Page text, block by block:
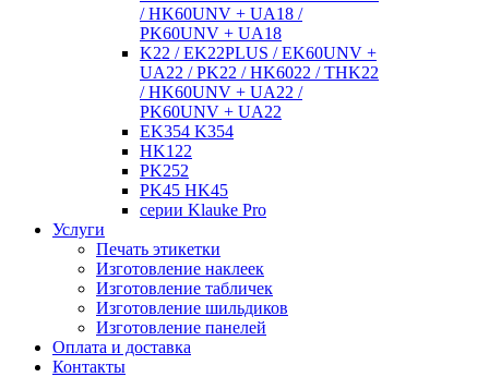
/ HK60UNV + UA18 /
PK60UNV + UA18
K22 / EK22PLUS / EK60UNV +
UA22 / PK22 / HK6022 / THK22
/ HK60UNV + UA22 /
PK60UNV + UA22
EK354 K354
HK122
PK252
PK45 HK45
серии Klauke Pro
Услуги
Печать этикетки
Изготовление наклеек
Изготовление табличек
Изготовление шильдиков
Изготовление панелей
Оплата и доставка
Контакты